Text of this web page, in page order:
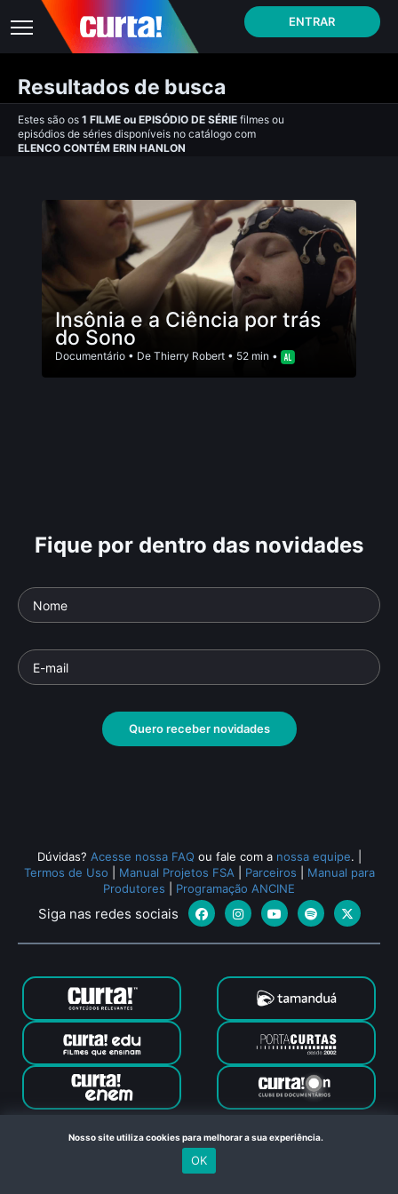
ENTRAR
Resultados de busca
Estes são os 1 FILME ou EPISÓDIO DE SÉRIE filmes ou
episódios de séries disponíveis no catálogo com
ELENCO CONTÉM ERIN HANLON
Insônia e a Ciência por trás
do Sono
Documentário • De Thierry Robert • 52 min •
Fique por dentro das novidades
Quero receber novidades
Dúvidas? Acesse nossa FAQ ou fale com a nossa equipe.
Termos de Uso
Manual Projetos FSA Parceiros
Manual para
Produtores
Programação ANCINE
Siga nas redes sociais
Canal Curta © 2024. Todos os direitos reservados. Feito com
no Rio de Janeiro
Nosso site utiliza cookies para melhorar a sua experiência.
OK